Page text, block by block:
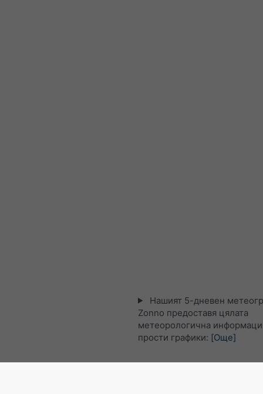
Нашият 5-дневен
Zonno предоставя цялата
метеорологична
прости графики: [Още]